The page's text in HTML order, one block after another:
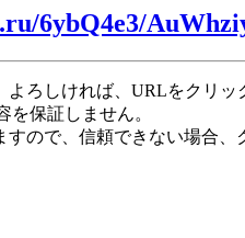
6ybQ4e3/
よろしければ、URLをクリ
を保証しません。
すので、信頼できない場合、